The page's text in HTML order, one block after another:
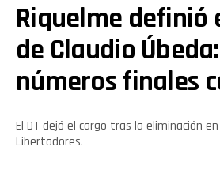
Riquelme definió
de Claudio
números finales
El DT dejó el cargo tras la eliminación
Libertadores.
Flipboard